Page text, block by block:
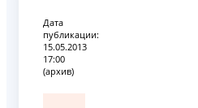
Дата
публикации:
15.05.2013
17:00
(архив)